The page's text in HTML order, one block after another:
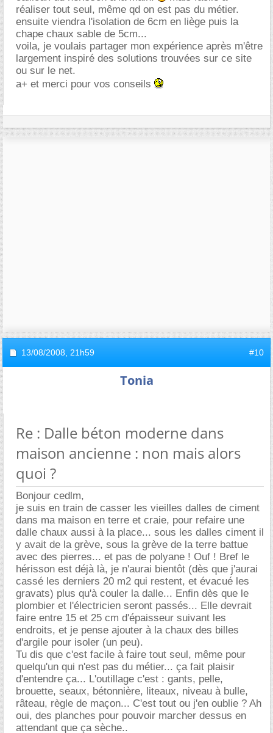
réaliser tout seul, même qd on est pas du métier.
ensuite viendra l'isolation de 6cm en liège puis la
chape chaux sable de 5cm...
voila, je voulais partager mon expérience après m'être
largement inspiré des solutions trouvées sur ce site
ou sur le net.
a+ et merci pour vos conseils
13/08/2008, 21h59 #10
Tonia
Re : Dalle béton moderne dans
maison ancienne : non mais alors
quoi ?
Bonjour cedlm,
je suis en train de casser les vieilles dalles de ciment
dans ma maison en terre et craie, pour refaire une
dalle chaux aussi à la place... sous les dalles ciment il
y avait de la grève, sous la grève de la terre battue
avec des pierres... et pas de polyane ! Ouf ! Bref le
hérisson est déjà là, je n'aurai bientôt (dès que j'aurai
cassé les derniers 20 m2 qui restent, et évacué les
gravats) plus qu'à couler la dalle... Enfin dès que le
plombier et l'électricien seront passés... Elle devrait
faire entre 15 et 25 cm d'épaisseur suivant les
endroits, et je pense ajouter à la chaux des billes
d'argile pour isoler (un peu).
Tu dis que c'est facile à faire tout seul, même pour
quelqu'un qui n'est pas du métier... ça fait plaisir
d'entendre ça... L'outillage c'est : gants, pelle,
brouette, seaux, bétonnière, liteaux, niveau à bulle,
râteau, règle de maçon... C'est tout ou j'en oublie ? Ah
oui, des planches pour pouvoir marcher dessus en
attendant que ça sèche..